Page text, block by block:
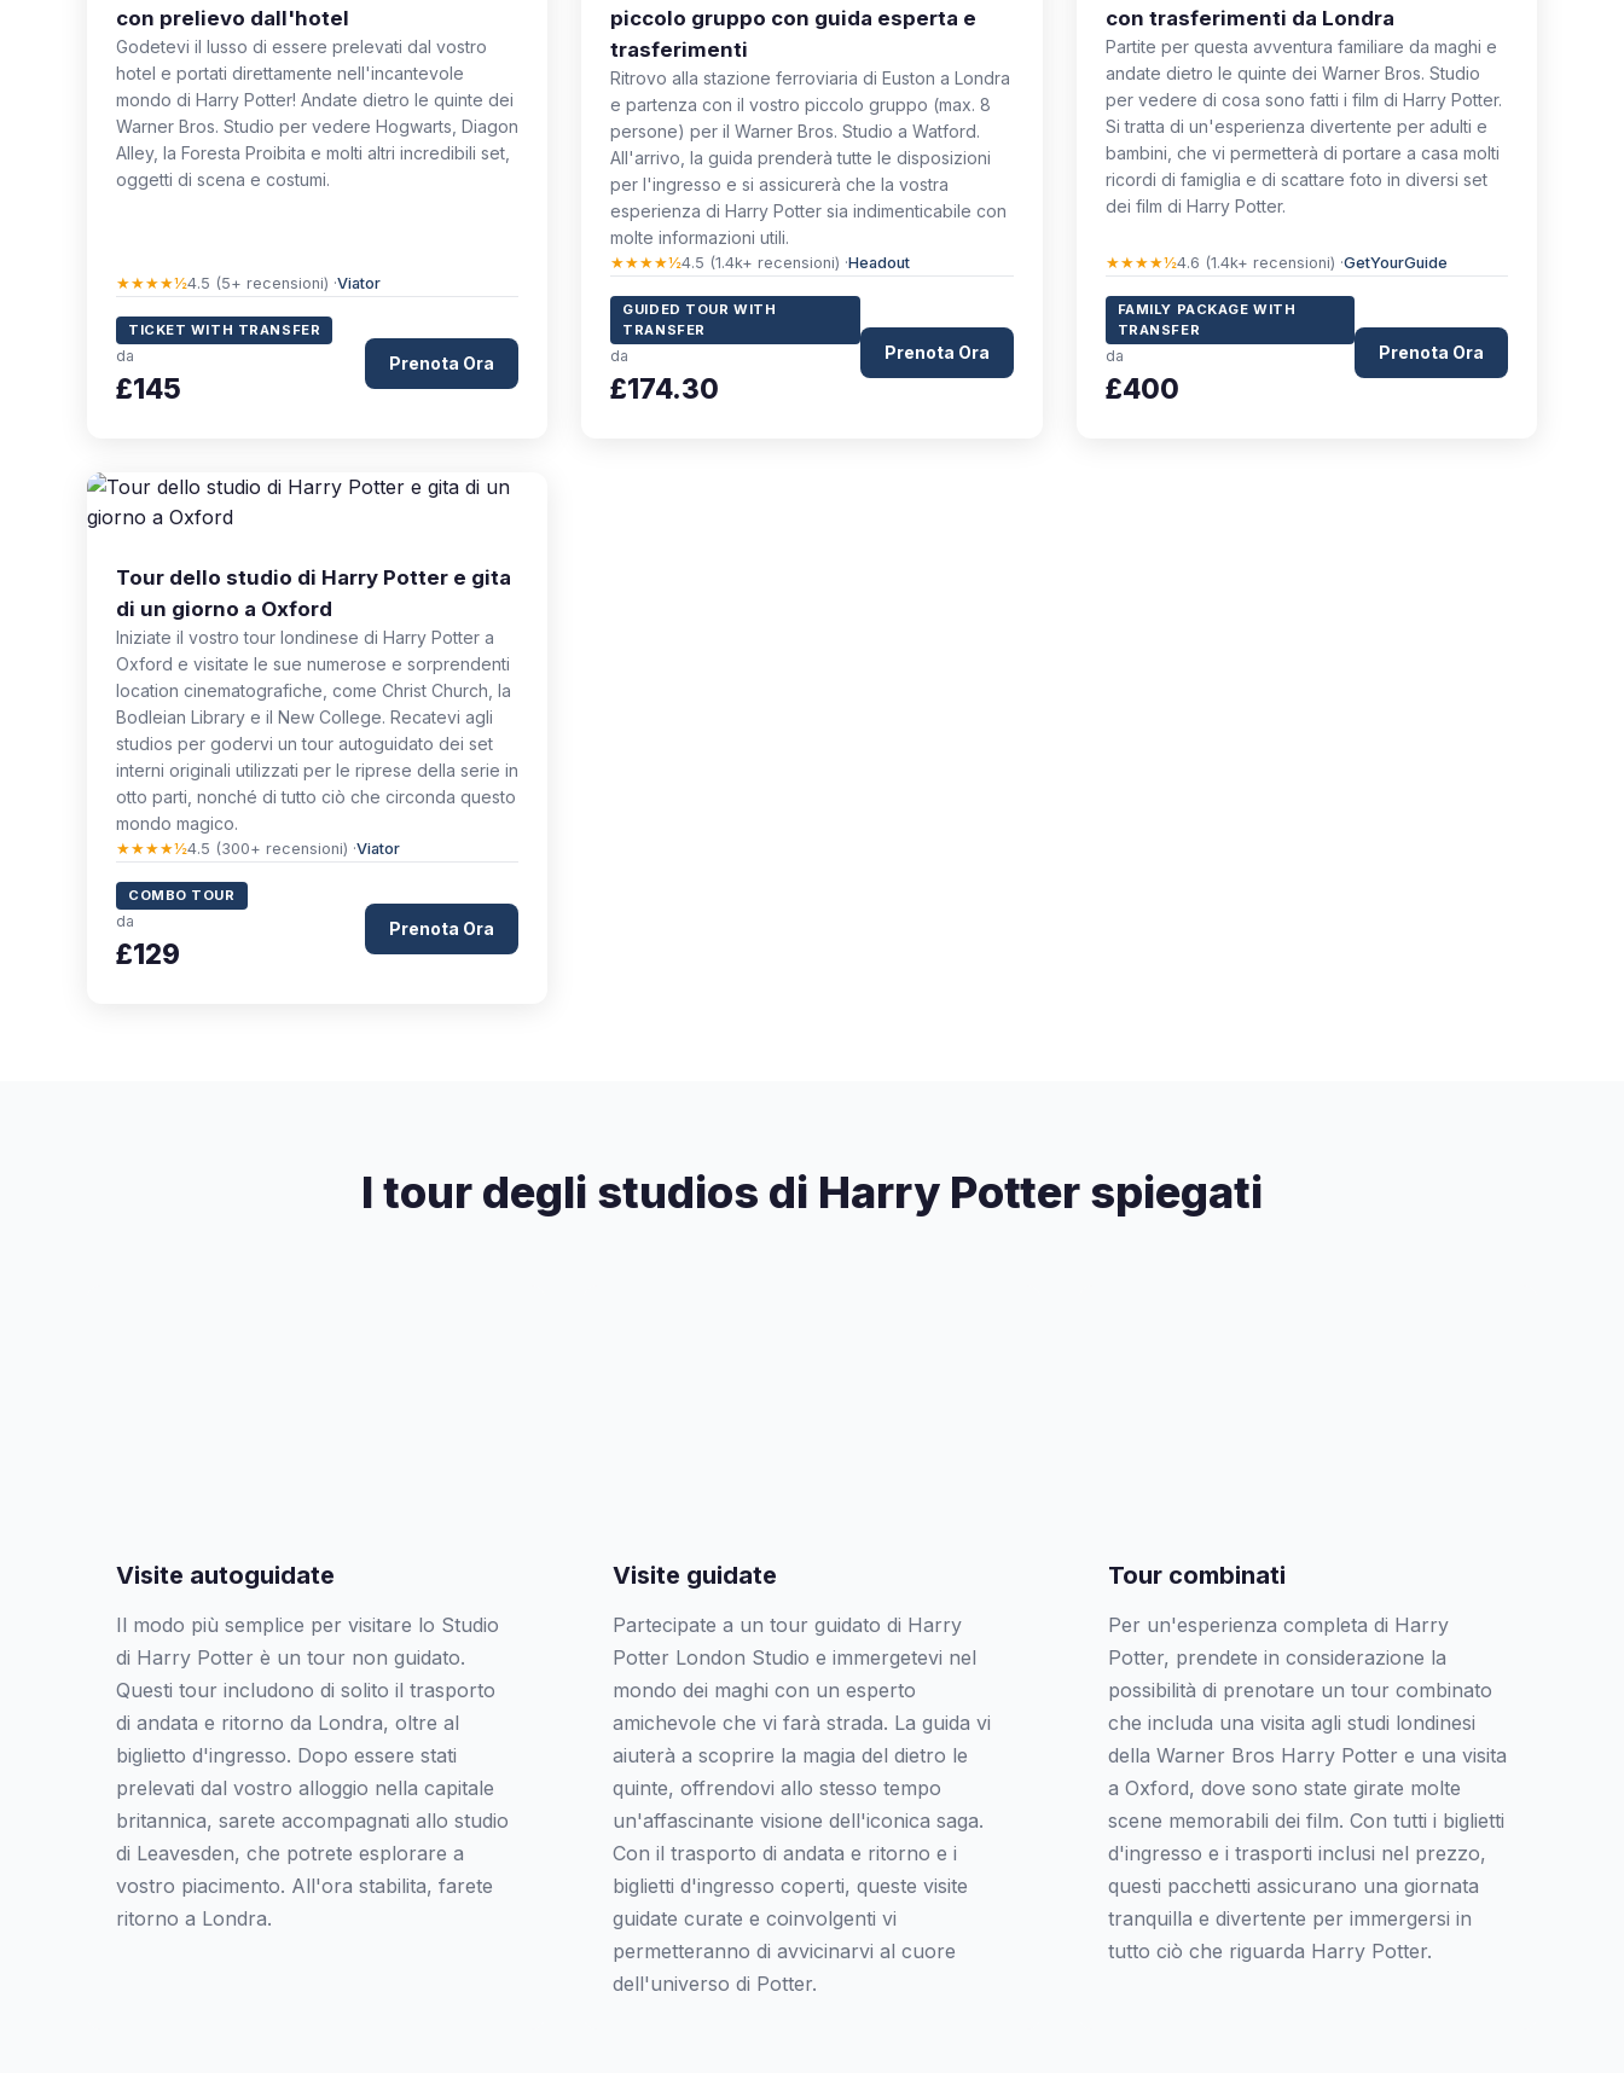
con prelievo dall'hotel
Godetevi il lusso di essere prelevati dal vostro
hotel e portati direttamente nell'incantevole
mondo di Harry Potter! Andate dietro le quinte dei
Warner Bros. Studio per vedere Hogwarts, Diagon
Alley, la Foresta Proibita e molti altri incredibili set,
oggetti di scena e costumi.
★★★★½4.5 (5+ recensioni) ·Viator
TICKET WITH TRANSFER
da
£145
Prenota Ora
piccolo gruppo con guida esperta e
trasferimenti
Ritrovo alla stazione ferroviaria di Euston a Londra
e partenza con il vostro piccolo gruppo (max. 8
persone) per il Warner Bros. Studio a Watford.
All'arrivo, la guida prenderà tutte le disposizioni
per l'ingresso e si assicurerà che la vostra
esperienza di Harry Potter sia indimenticabile con
molte informazioni utili.
★★★★½4.5 (1.4k+ recensioni) ·Headout
GUIDED TOUR WITH
TRANSFER
da
£174.30
Prenota Ora
con trasferimenti da Londra
Partite per questa avventura familiare da maghi e
andate dietro le quinte dei Warner Bros. Studio
per vedere di cosa sono fatti i film di Harry Potter.
Si tratta di un'esperienza divertente per adulti e
bambini, che vi permetterà di portare a casa molti
ricordi di famiglia e di scattare foto in diversi set
dei film di Harry Potter.
★★★★½4.6 (1.4k+ recensioni) ·GetYourGuide
FAMILY PACKAGE WITH
TRANSFER
da
£400
Prenota Ora
Tour dello studio di Harry Potter e gita
di un giorno a Oxford
Iniziate il vostro tour londinese di Harry Potter a
Oxford e visitate le sue numerose e sorprendenti
location cinematografiche, come Christ Church, la
Bodleian Library e il New College. Recatevi agli
studios per godervi un tour autoguidato dei set
interni originali utilizzati per le riprese della serie in
otto parti, nonché di tutto ciò che circonda questo
mondo magico.
★★★★½4.5 (300+ recensioni) ·Viator
COMBO TOUR
da
£129
Prenota Ora
I tour degli studios di Harry Potter spiegati
Visite autoguidate
Il modo più semplice per visitare lo Studio
di Harry Potter è un tour non guidato.
Questi tour includono di solito il trasporto
di andata e ritorno da Londra, oltre al
biglietto d'ingresso. Dopo essere stati
prelevati dal vostro alloggio nella capitale
britannica, sarete accompagnati allo studio
di Leavesden, che potrete esplorare a
vostro piacimento. All'ora stabilita, farete
ritorno a Londra.
Visite guidate
Partecipate a un tour guidato di Harry
Potter London Studio e immergetevi nel
mondo dei maghi con un esperto
amichevole che vi farà strada. La guida vi
aiuterà a scoprire la magia del dietro le
quinte, offrendovi allo stesso tempo
un'affascinante visione dell'iconica saga.
Con il trasporto di andata e ritorno e i
biglietti d'ingresso coperti, queste visite
guidate curate e coinvolgenti vi
permetteranno di avvicinarvi al cuore
dell'universo di Potter.
Tour combinati
Per un'esperienza completa di Harry
Potter, prendete in considerazione la
possibilità di prenotare un tour combinato
che includa una visita agli studi londinesi
della Warner Bros Harry Potter e una visita
a Oxford, dove sono state girate molte
scene memorabili dei film. Con tutti i biglietti
d'ingresso e i trasporti inclusi nel prezzo,
questi pacchetti assicurano una giornata
tranquilla e divertente per immergersi in
tutto ciò che riguarda Harry Potter.